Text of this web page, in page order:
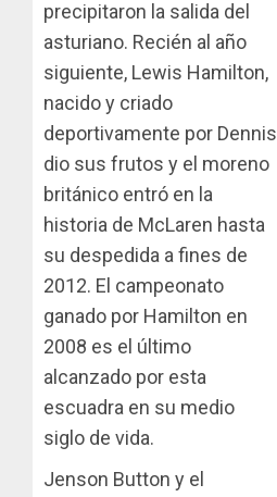
precipitaron la salida del
asturiano. Recién al año
siguiente, Lewis Hamilton,
nacido y criado
deportivamente por Dennis
dio sus frutos y el moreno
británico entró en la
historia de McLaren hasta
su despedida a fines de
2012. El campeonato
ganado por Hamilton en
2008 es el último
alcanzado por esta
escuadra en su medio
siglo de vida.
Jenson Button y el